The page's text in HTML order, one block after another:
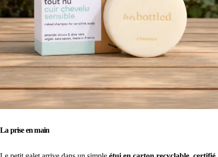
La prise en main